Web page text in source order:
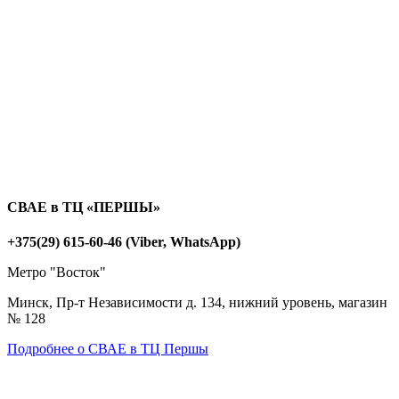
СВАЕ в ТЦ «ПЕРШЫ»
+375(29) 615-60-46 (Viber, WhatsApp)
Метро "Восток"
Минск, Пр-т Независимости д. 134, нижний уровень, магазин
№ 128
Подробнее о СВАЕ в ТЦ Першы